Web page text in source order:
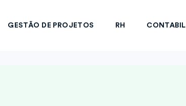
GESTÃO DE PROJETOS RH CONTABIL